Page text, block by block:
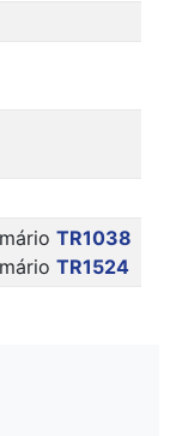
TR1038
TR1524